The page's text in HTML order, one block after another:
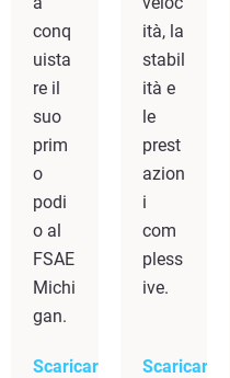
conq
uista
re il
suo
prim
o
podi
o al
FSAE
Michi
gan.
Scaricare
ità, la
stabil
ità e
le
prest
azion
i
com
pless
ive.
Scaricare